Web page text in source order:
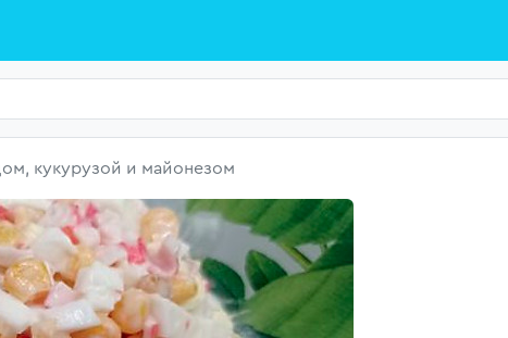
кукурузой и майонезом